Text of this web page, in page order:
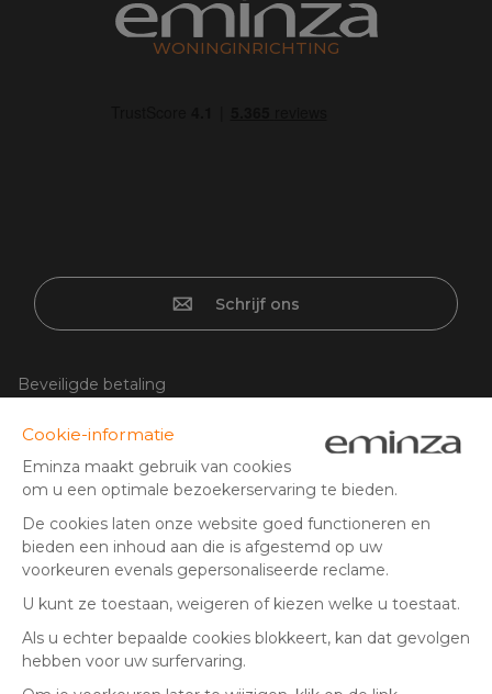
1
WONINGINRICHTING
Schrijf ons
Beveiligde betaling
Creditcard, PayPal, iDeal | Wero, bancontact, overschrijving,
Google/Apple Pay
Volg ons op:
© Copyright 2025 Eminza | Alle rechten voorbehouden |